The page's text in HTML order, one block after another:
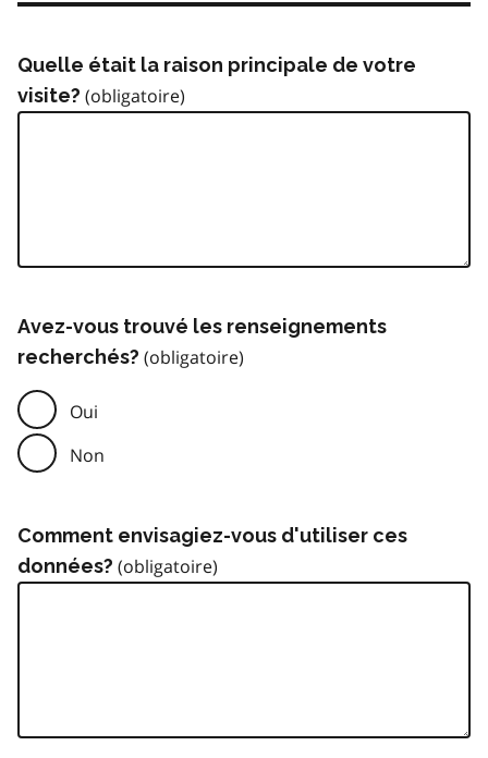
Quelle était la raison principale de votre
visite?
Avez-vous trouvé les renseignements
recherchés?
Oui
Non
Comment envisagiez-vous d'utiliser ces
données?